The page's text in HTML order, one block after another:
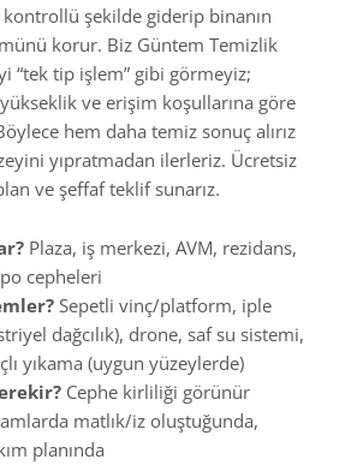
şekilde giderip binanın
korur. Biz Güntem Temizlik
“tek tip işlem” gibi görmeyiz;
ve erişim koşullarına göre
hem daha temiz sonuç alırız
yıpratmadan ilerleriz. Ücretsiz
ve şeffaf teklif sunarız.
Plaza, iş merkezi, AVM, rezidans,
cepheleri
Sepetli vinç/platform, iple
dağcılık), drone, saf su sistemi,
yıkama (uygun yüzeylerde)
Cephe kirliliği görünür
matlık/iz oluştuğunda,
planında